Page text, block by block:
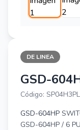
DE LINEA
PLANET
GSD-
Código:
GSD-604HP
GSD-604HP / 6